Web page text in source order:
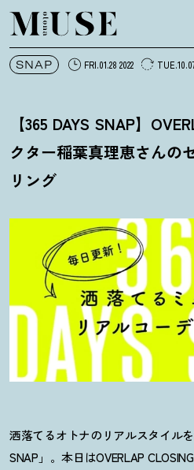
オトナミューズ ウェブ
SNAP FRI.01.28 2022
【365 DAYS SNAP】
クター稲葉真理恵さんの
リング
洒落てるオトナのリアルスタイル
SNAP」。本日はOVERLAP